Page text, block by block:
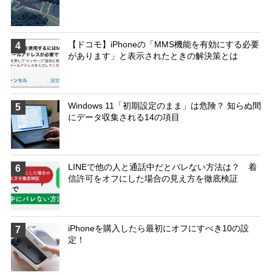
4
【ドコモ】iPhoneの「MMS機能を有効にする必要
があります」と表示されたときの解決策とは
5
Windows 11「初期設定のまま」は危険？ 知らぬ間
にデータ収集される14の項目
6
LINEで他の人と通話中だとバレない方法は？ 着
信許可をオフにした場合の見え方を徹底検証
7
iPhoneを購入したら最初にオフにすべき10の設
定！